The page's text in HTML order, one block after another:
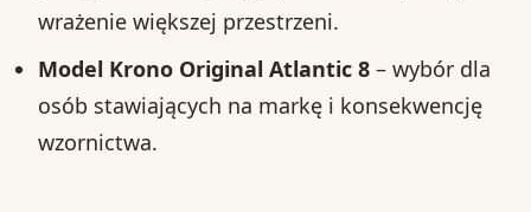
wrażenie większej przestrzeni.
Model Krono Original Atlantic 8– wybór dla
osób stawiających na markę i konsekwencję
wzornictwa.